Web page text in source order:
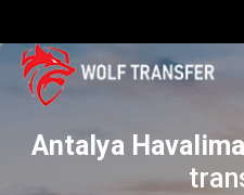
Antalya